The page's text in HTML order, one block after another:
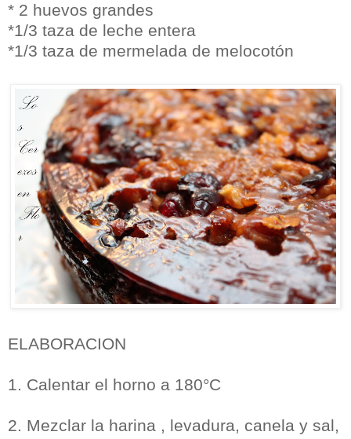
* 2 huevos grandes
*1/3 taza de leche entera
*1/3 taza de mermelada de melocotón
ELABORACION
1. Calentar el horno a 180°C
2. Mezclar la harina , levadura, canela y sal,